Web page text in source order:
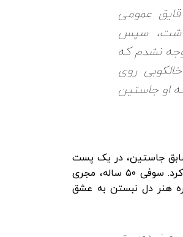
عمومی
سپس
نشدم که
روی
او جاستین
جاستین، در یک پست
جدید پیامی مبهم درباره «رها کردن» عشق منتشر کرد. سوفی ۵۰ ساله، مجری
هنر دل نبستن به عشق